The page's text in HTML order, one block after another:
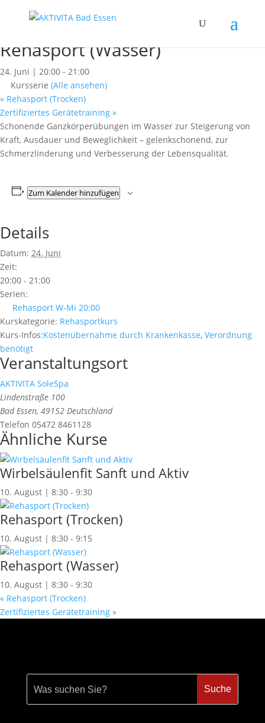
« Alle Kurse
Rehasport (Wasser)
24. Juni | 20:00 - 21:00
Kursserie (Alle ansehen)
« Rehasport (Trocken)
Zertifiziertes Gerätetraining »
Schonende Ganzkörperübungen im Wasser zur Steigerung von
Kraft, Ausdauer und Beweglichkeit – gelenkschonend, zur
Schmerzlinderung und Verbesserung der Lebensqualität.
Zum Kalender hinzufügen
Details
Datum: 24. Juni
Zeit:
20:00 - 21:00
Serien:
Rehasport W-Mi 20:00
Kurskategorie: Rehasportkurs
Kurs-Infos:Kostenübernahme durch Krankenkasse, Verordnung
benötigt
Veranstaltungsort
AKTIVITA SoleSpa
Lindenstraße 100
Bad Essen, 49152 Deutschland
Telefon 05472 8461128
Ähnliche Kurse
Wirbelsäulenfit Sanft und Aktiv
10. August | 8:30 - 9:30
Rehasport (Trocken)
10. August | 8:30 - 9:15
Rehasport (Wasser)
10. August | 8:30 - 9:30
« Rehasport (Trocken)
Zertifiziertes Gerätetraining »